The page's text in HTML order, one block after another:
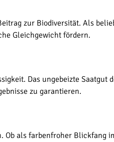
zur Biodiversität. Als
Gleichgewicht fördern.
Das ungebeizte Saatgut
zu garantieren.
als farbenfroher Blickfang